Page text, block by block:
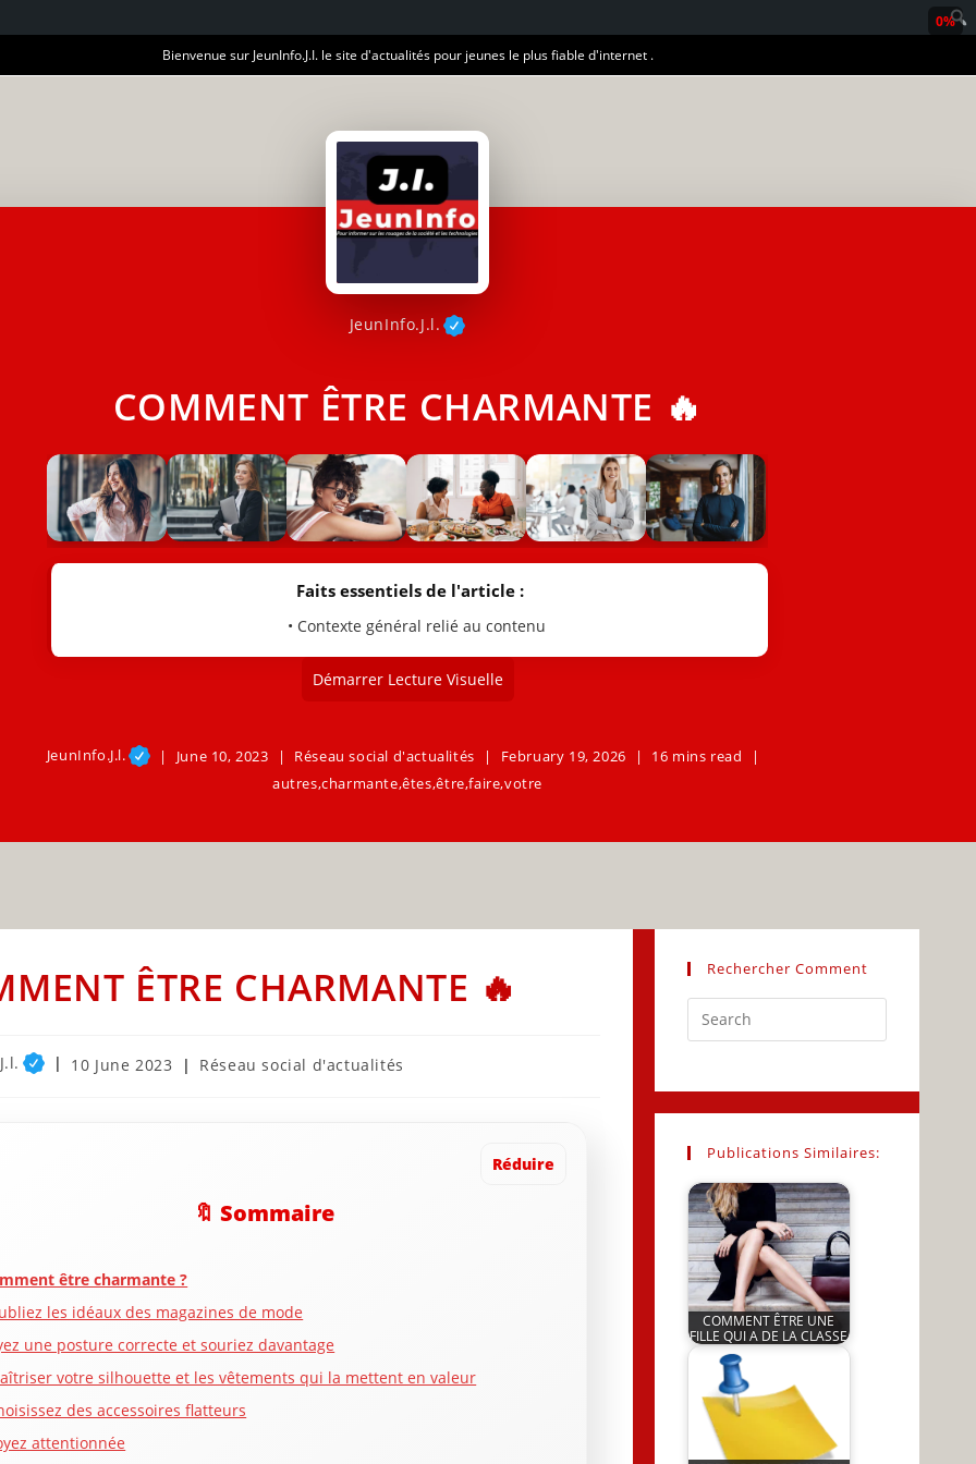
Bienvenue sur JeunInfo.J.I. le site d'actualités pour jeunes le plus fiable d'internet .
JeunInfo.J.l.
COMMENT ÊTRE CHARMANTE 🔥
Faits essentiels de l'article :
• Contexte général relié au contenu
Démarrer Lecture Visuelle
JeunInfo.J.l. June 10, 2023 Réseau social d'actualités February 19, 2026
16 mins read
autres,charmante,êtes,être,faire,votre
ÊTRE CHARMANTE 🔥
Post
10 June 2023
Post
Réseau social d'actualités
Réduire
🔖 Sommaire
être charmante ?
les idéaux des magazines de mode
une posture correcte et souriez davantage
votre silhouette et les vêtements qui la mettent en valeur
des accessoires flatteurs
attentionnée
Rechercher Comment
Escape
close
the
Publications Similaires:
COMMENT ÊTRE UNE
FILLE QUI A DE LA CLASSE
by
JeunInfo.J.l.
0%